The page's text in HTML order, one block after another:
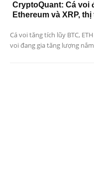
CryptoQuant: Cá voi
Ethereum và XRP,
Cá voi tăng tích lũy BTC,
voi đang gia tăng lượng